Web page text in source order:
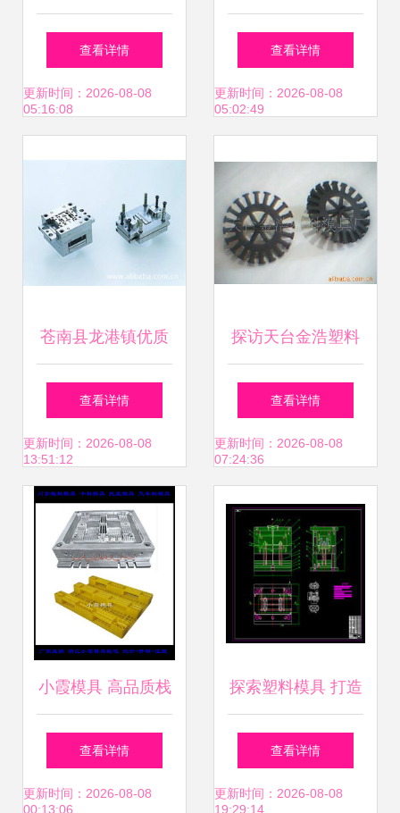
精湛工艺——台州
市黄岩才益塑料模
查看详情
更新时间：2026-08-08
05:16:08
精密成型的关键技
术与应用
查看详情
更新时间：2026-08-08
05:02:49
苍南县龙港镇优质
模具加工厂——塑
料模具产品详览
查看详情
更新时间：2026-08-08
13:51:12
探访天台金浩塑料
模具厂 匠心锻造精
密模具，助力制造
查看详情
更新时间：2026-08-08
07:24:36
小霞模具 高品质栈
板与塑料模具的专
业之选
查看详情
更新时间：2026-08-08
00:13:06
探索塑料模具 打造
卓越的产品库关键
要素
查看详情
更新时间：2026-08-08
19:29:14